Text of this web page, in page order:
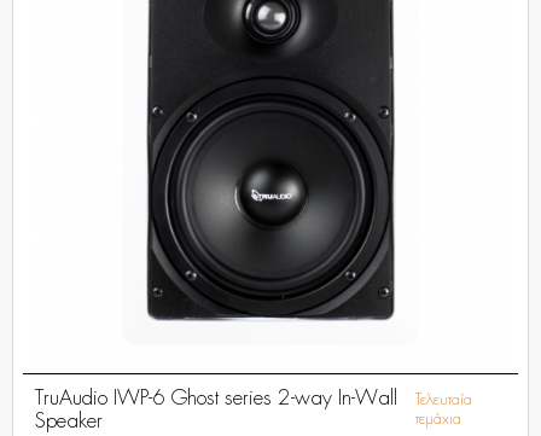
TruAudio IWP-6 Ghost series 2-way In-Wall
Speaker
Τελευταία
τεμάχια